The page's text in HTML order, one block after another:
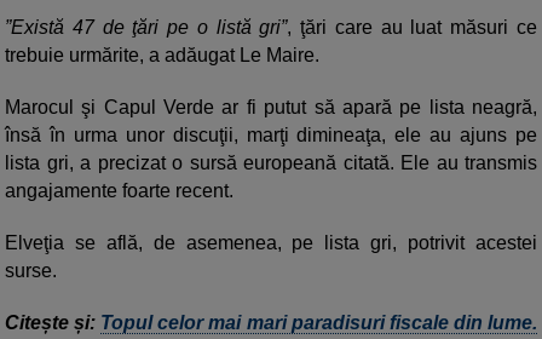
”Există 47 de ţări pe o listă gri”, ţări care au luat măsuri ce
trebuie urmărite, a adăugat Le Maire.
Marocul şi Capul Verde ar fi putut să apară pe lista neagră,
însă în urma unor discuţii, marţi dimineaţa, ele au ajuns pe
lista gri, a precizat o sursă europeană citată. Ele au transmis
angajamente foarte recent.
Elveţia se află, de asemenea, pe lista gri, potrivit acestei
surse.
Citește și: Topul celor mai mari paradisuri fiscale din lume.